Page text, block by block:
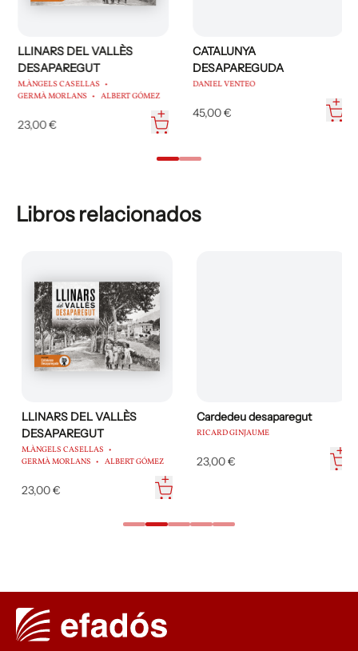
LLINARS DEL VALLÈS
DESAPAREGUT
M.ÀNGELS CASELLAS
GERMÀ MORLANS
ALBERT GÓMEZ
23,00 €
CATALUNYA
DESAPAREGUDA
DANIEL VENTEO
45,00 €
Libros relacionados
LLINARS DEL VALLÈS
DESAPAREGUT
M.ÀNGELS CASELLAS
GERMÀ MORLANS
ALBERT GÓMEZ
23,00 €
Cardedeu desaparegut
RICARD GINJAUME
23,00 €